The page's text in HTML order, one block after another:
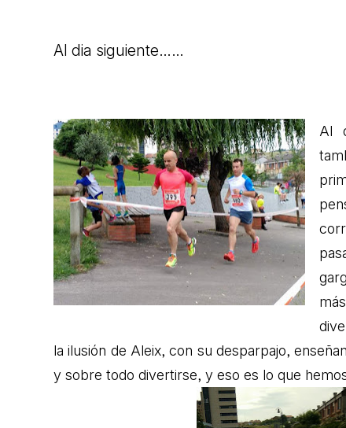
Al dia siguiente……
Al
la ilusión de Aleix, con su desparpajo,
y sobre todo divertirse, y eso es lo que